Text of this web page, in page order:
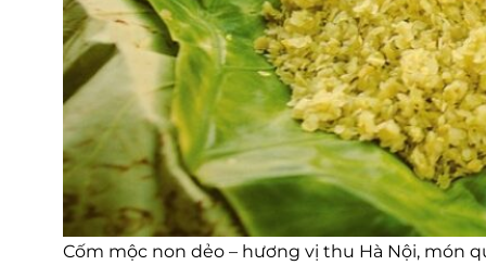
Cốm mộc non dẻo – hương vị thu Hà Nội, món